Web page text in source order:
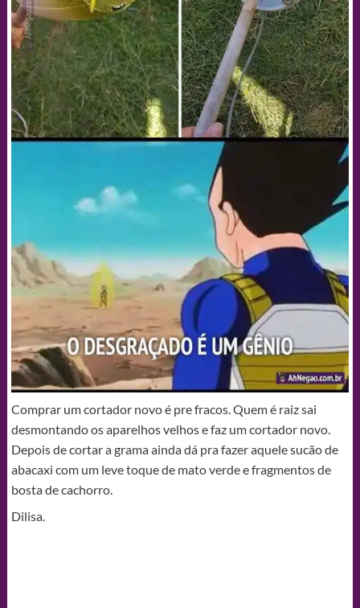
Comprar um cortador novo é pre fracos. Quem é raiz sai
desmontando os aparelhos velhos e faz um cortador novo.
Depois de cortar a grama ainda dá pra fazer aquele sucão de
abacaxi com um leve toque de mato verde e fragmentos de
bosta de cachorro.
Dilisa.